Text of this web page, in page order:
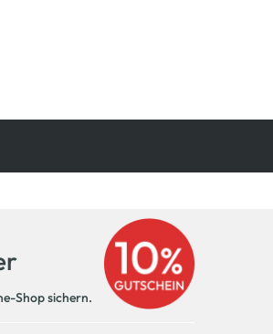
Shop sichern.